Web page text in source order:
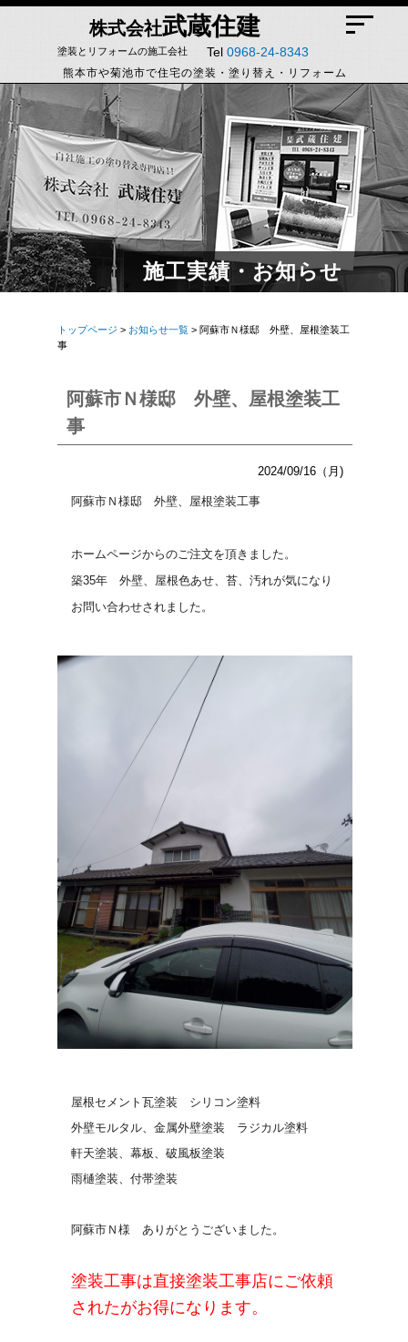
塗装とリフォームの施工会社
株式会社武蔵住建
熊本市や菊池市で住宅の塗装・塗り替え・リフォーム
Tel 0968-24-8343
施工実績・お知らせ
トップページ > お知らせ一覧> 阿蘇市Ｎ様邸 外壁、屋根塗装工
事
阿蘇市Ｎ様邸 外壁、屋根塗装工
事
2024/09/16（月)
阿蘇市Ｎ様邸 外壁、屋根塗装工事
ホームページからのご注文を頂きました。
築35年 外壁、屋根色あせ、苔、汚れが気になり
お問い合わせされました。
屋根セメント瓦塗装 シリコン塗料
外壁モルタル、金属外壁塗装 ラジカル塗料
軒天塗装、幕板、破風板塗装
雨樋塗装、付帯塗装
阿蘇市Ｎ様 ありがとうございました。
塗装工事は直接塗装工事店にご依頼
されたがお得になります。